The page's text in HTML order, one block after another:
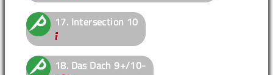
17. Intersection 10
18. Das Dach 9+/10-